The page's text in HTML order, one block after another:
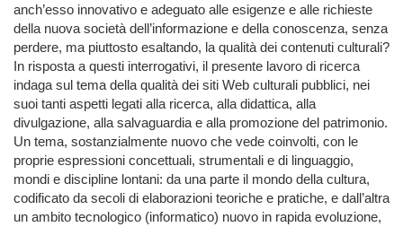
anch’esso innovativo e adeguato alle esigenze e alle richieste
della nuova società dell’informazione e della conoscenza, senza
perdere, ma piuttosto esaltando, la qualità dei contenuti culturali?
In risposta a questi interrogativi, il presente lavoro di ricerca
indaga sul tema della qualità dei siti Web culturali pubblici, nei
suoi tanti aspetti legati alla ricerca, alla didattica, alla
divulgazione, alla salvaguardia e alla promozione del patrimonio.
Un tema, sostanzialmente nuovo che vede coinvolti, con le
proprie espressioni concettuali, strumentali e di linguaggio,
mondi e discipline lontani: da una parte il mondo della cultura,
codificato da secoli di elaborazioni teoriche e pratiche, e dall’altra
un ambito tecnologico (informatico) nuovo in rapida evoluzione,